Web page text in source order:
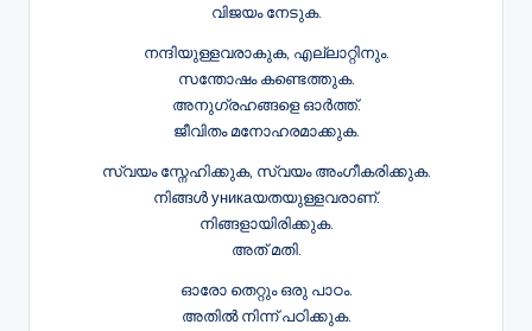
വിജയം നേടുക.
നന്ദിയുള്ളവരാകുക, എല്ലാറ്റിനും.
സന്തോഷം കണ്ടെത്തുക.
അനുഗ്രഹങ്ങളെ ഓർത്ത്.
ജീവിതം മനോഹരമാക്കുക.
സ്വയം സ്നേഹിക്കുക, സ്വയം അംഗീകരിക്കുക.
നിങ്ങൾ уникаയതയുള്ളവരാണ്.
നിങ്ങളായിരിക്കുക.
അത് മതി.
ഓരോ തെറ്റും ഒരു പാഠം.
അതിൽ നിന്ന് പഠിക്കുക.